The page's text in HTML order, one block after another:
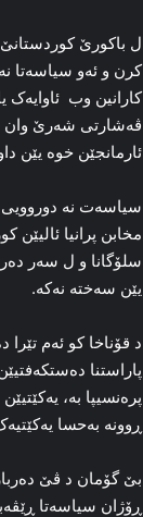
ل باکورێ
کرن و ئه‌و سیاسه‌تا
کارانین وب
ڤه‌شارتی شه‌رێ وان
ئارمانجێن خوه‌ یێن
سیاسه‌ت نه‌ دوروویی
مخابن پرانیا
سلۆگانا و ل سه‌ر
یێن سه‌خته‌ نه‌که‌.
د قۆناخا کو ئه‌م
پاراستنا
پره‌نسیپا بە،
ڕوونە به‌حسا
بێ گۆمان د ڤێ
ڕۆژان سیاسه‌تا